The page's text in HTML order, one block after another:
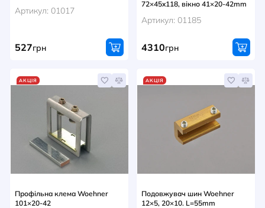
Артикул: 01017
527грн
72×45x118, вікно 41×20-42mm
Артикул: 01185
4310грн
АКЦІЯ
Профільна клема Woehner
101×20-42
АКЦІЯ
Подовжувач шин Woehner
12×5, 20×10. L=55mm